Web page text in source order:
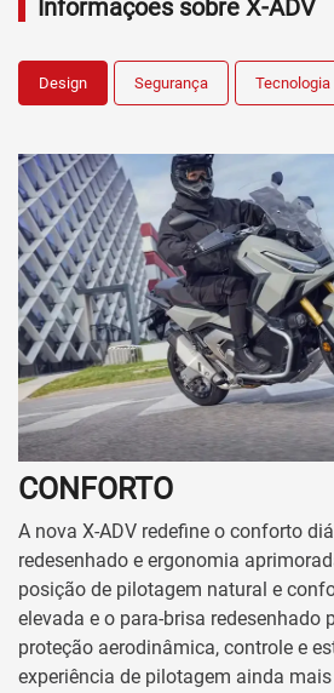
Informações sobre X-ADV
Design Segurança Tecnologia
CONFORTO
A nova X-ADV redefine o conforto
redesenhado e ergonomia
posição de pilotagem natural e
elevada e o para-brisa redesenhado
proteção aerodinâmica, controle e
experiência de pilotagem ainda